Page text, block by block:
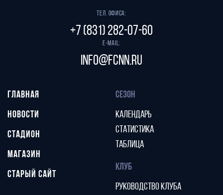
Тел. офиса:
+7 (831) 282-07-60
E-mail:
info@fcnn.ru
ГЛАВНАЯ
НОВОСТИ
СТАДИОН
МАГАЗИН
СТАРЫЙ САЙТ
СЕЗОН
КАЛЕНДАРЬ
СТАТИСТИКА
ТАБЛИЦА
КЛУБ
РУКОВОДСТВО КЛУБА